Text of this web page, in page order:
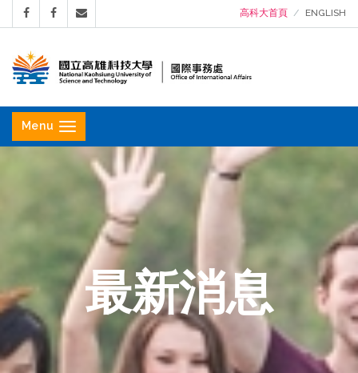
高科大首頁 ENGLISH
立
高
大
國
際
務
Menu
最新消息